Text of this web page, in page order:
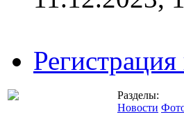
Разделы:
Новости